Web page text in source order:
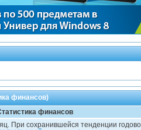
финансов)
финансов
При сохранившейся тенденции